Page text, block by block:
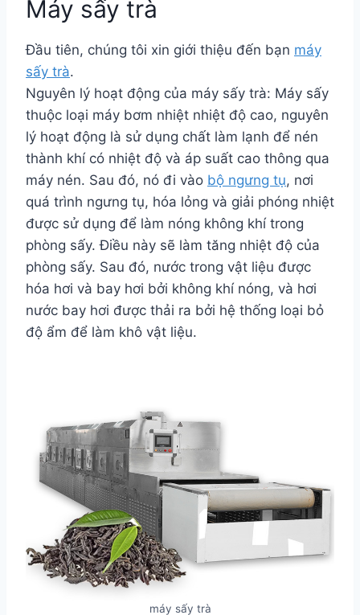
Máy sấy trà
Đầu tiên, chúng tôi xin giới thiệu đến bạn máy
sấy trà.
Nguyên lý hoạt động của máy sấy trà: Máy sấy
thuộc loại máy bơm nhiệt nhiệt độ cao, nguyên
lý hoạt động là sử dụng chất làm lạnh để nén
thành khí có nhiệt độ và áp suất cao thông qua
máy nén. Sau đó, nó đi vào bộ ngưng tụ, nơi
quá trình ngưng tụ, hóa lỏng và giải phóng nhiệt
được sử dụng để làm nóng không khí trong
phòng sấy. Điều này sẽ làm tăng nhiệt độ của
phòng sấy. Sau đó, nước trong vật liệu được
hóa hơi và bay hơi bởi không khí nóng, và hơi
nước bay hơi được thải ra bởi hệ thống loại bỏ
độ ẩm để làm khô vật liệu.
máy sấy trà